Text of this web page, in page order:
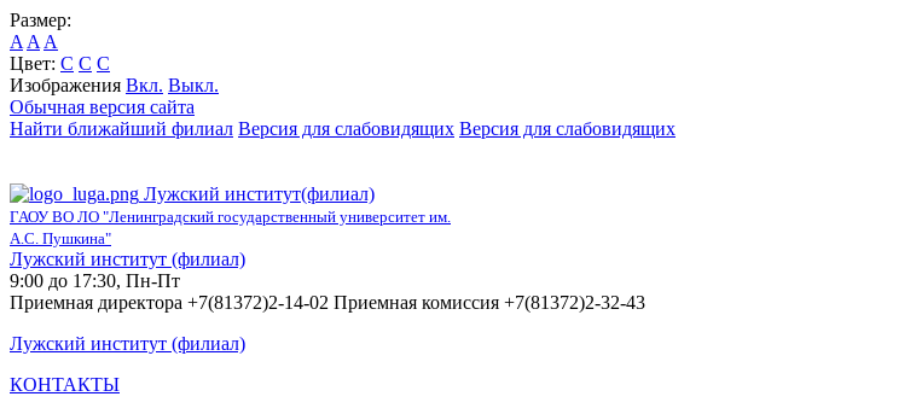
Размер:
A A A
Цвет: C C C
Изображения Вкл. Выкл.
Обычная версия сайта
Найти ближайший филиал Версия для слабовидящих Версия для слабовидящих
Лужский институт(филиал)
ГАОУ ВО ЛО "Ленинградский государственный университет им.
А.С. Пушкина"
Лужский институт (филиал)
9:00 до 17:30, Пн-Пт
Приемная директора +7(81372)2-14-02 Приемная комиссия +7(81372)2-32-43
Лужский институт (филиал)
КОНТАКТЫ